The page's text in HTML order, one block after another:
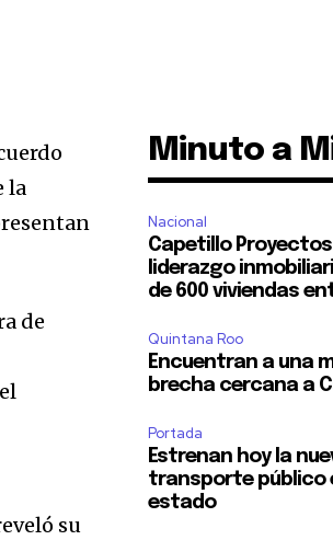
la
de
su
Minuto a
Nacional
Capetillo Proyectos
liderazgo
de 600 viviendas
Quintana Roo
Encuentran a una
brecha cercana a
Portada
Estrenan hoy la
transporte público
estado